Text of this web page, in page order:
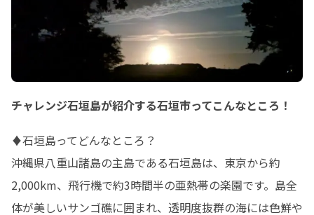
チャレンジ石垣島が紹介する石垣市ってこんなところ！
♦︎石垣島ってどんなところ？
沖縄県八重山諸島の主島である石垣島は、東京から約
2,000km、飛行機で約3時間半の亜熱帯の楽園です。島全
体が美しいサンゴ礁に囲まれ、透明度抜群の海には色鮮や